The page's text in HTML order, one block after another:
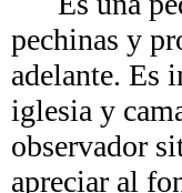
pechinas y
adelante. Es
iglesia y
observador
apreciar al